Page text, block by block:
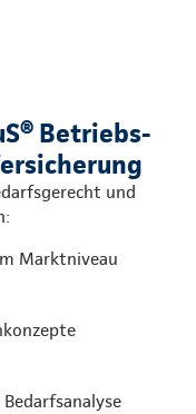
Betriebs-
und
Marktniveau